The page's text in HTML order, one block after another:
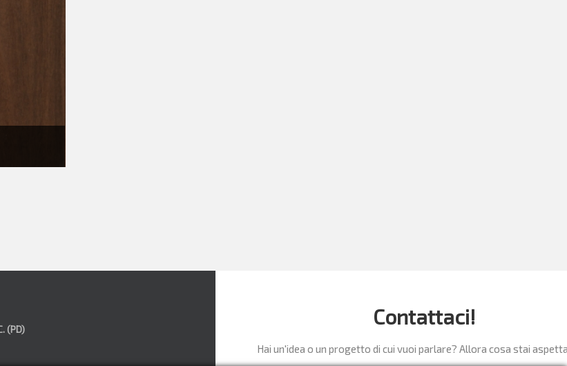
(PD)
Contattaci!
Hai un'idea o un progetto di cui vuoi parlare? Allora cosa stai